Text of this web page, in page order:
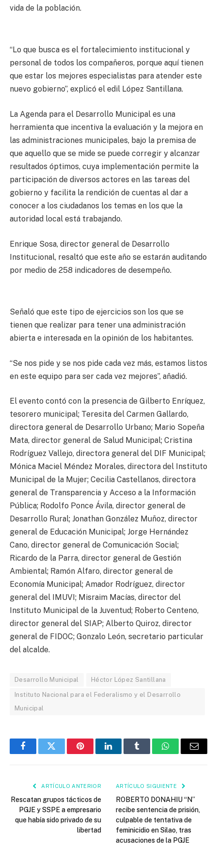
vida de la población.
“Lo que busca es el fortalecimiento institucional y
personal de todos los compañeros, porque aquí tienen
que estar los mejores especialistas para atender este
nuevo gobierno”, explicó el edil López Santillana.
La Agenda para el Desarrollo Municipal es una
herramienta que incentiva la evaluación y la mejora en
las administraciones municipales, bajo la premisa de
que aquello que se mide se puede corregir y alcanzar
resultados óptimos, cuya implementación permite la
participación de diversos actores en las tareas del
gobierno y facilita la rendición de cuentas al dar a
conocer a los ciudadanos los temas en los que la
autoridad local está trabajando.
Enrique Sosa, director general de Desarrollo
Institucional, resaltó que este año se estarán auditando
por medio de 258 indicadores de desempeño.
Señaló que este tipo de ejercicios son los que se
tienen que realizar para tener una administración
abierta e interesada en la opinión de los habitantes.
“Se nos pide y se nos pide cada vez más, estamos listos
en este equipo para ser cada vez mejores”, añadió.
El evento contó con la presencia de Gilberto Enríquez,
tesorero municipal; Teresita del Carmen Gallardo,
directora general de Desarrollo Urbano; Mario Sopeña
Mata, director general de Salud Municipal; Cristina
Rodríguez Vallejo, directora general del DIF Municipal;
Mónica Maciel Méndez Morales, directora del Instituto
Municipal de la Mujer; Cecilia Castellanos, directora
general de Transparencia y Acceso a la Información
Pública; Rodolfo Ponce Ávila, director general de
Desarrollo Rural; Jonathan González Muñoz, director
general de Educación Municipal; Jorge Hernández
Cano, director general de Comunicación Social;
Ricardo de la Parra, director general de Gestión
Ambiental; Ramón Alfaro, director general de
Economía Municipal; Amador Rodríguez, director
general del IMUVI; Misraim Macías, director del
Instituto Municipal de la Juventud; Roberto Centeno,
director general del SIAP; Alberto Quiroz, director
general de FIDOC; Gonzalo León, secretario particular
del alcalde.
Desarrollo Municipal Héctor López Santillana
Instituto Nacional para el Federalismo y el Desarrollo
Municipal
FacebookTwitter PinterestLinkedInTumblr WhatsAppEmail
ARTÍCULO ANTERIOR
Rescatan grupos tácticos de
PGJE y SSPE a empresario
que había sido privado de su
libertad
ARTÍCULO SIGUIENTE
ROBERTO DONAHIU “N”
recibe sentencia de prisión,
culpable de tentativa de
feminicidio en Silao, tras
acusaciones de la PGJE